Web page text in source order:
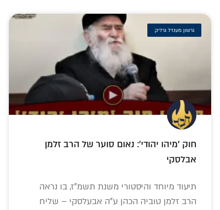
גרשון מענדל גרליק
חוק 'מיהו יהודי': נאום סוער של הרב זלמן
אבלסקי
תיעוד מיוחד והיסטורי משנת תשמ"ז, בו נראה
הרב זלמן טוביה הכהן ע"ה אבעלסקי – שליח